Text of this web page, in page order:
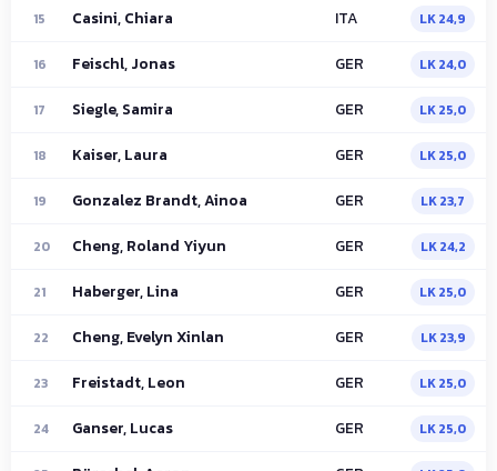
15 Casini, Chiara ITA LK 24,9
16 Feischl, Jonas GER LK 24,0
17 Siegle, Samira GER LK 25,0
18 Kaiser, Laura GER LK 25,0
19 Gonzalez Brandt, Ainoa GER LK 23,7
20 Cheng, Roland Yiyun GER LK 24,2
21 Haberger, Lina GER LK 25,0
22 Cheng, Evelyn Xinlan GER LK 23,9
23 Freistadt, Leon GER LK 25,0
24 Ganser, Lucas GER LK 25,0